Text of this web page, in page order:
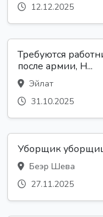
12.12.2025
Требуются
после армии, Н...
Эйлат
31.10.2025
Уборщик
Беэр Шева
27.11.2025